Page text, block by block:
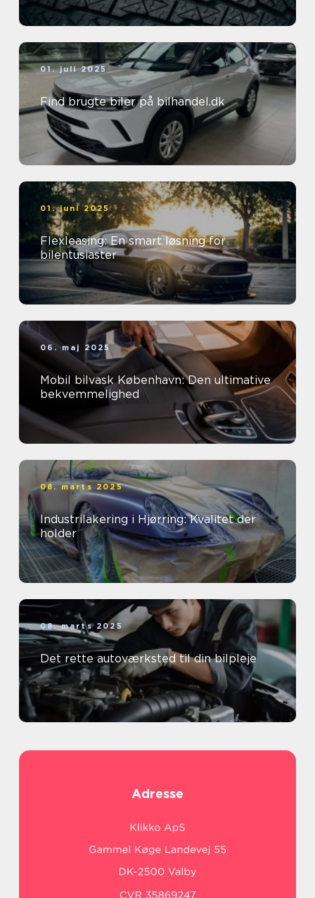
01. juli 2025
Find brugte biler på bilhandel.dk
01. juni 2025
Flexleasing: En smart løsning for
bilentusiaster
06. maj 2025
Mobil bilvask København: Den ultimative
bekvemmelighed
08. marts 2025
Industrilakering i Hjørring: Kvalitet der
holder
08. marts 2025
Det rette autoværksted til din bilpleje
Adresse